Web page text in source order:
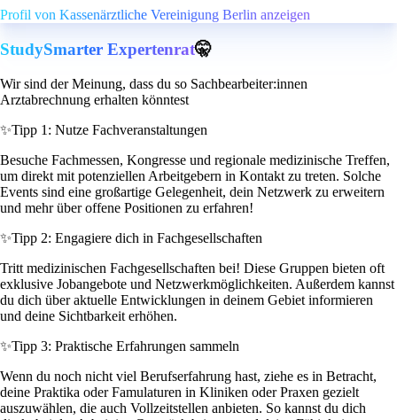
Profil von Kassenärztliche Vereinigung Berlin anzeigen
StudySmarter Expertenrat🤫
Wir sind der Meinung, dass du so Sachbearbeiter:innen
Arztabrechnung erhalten könntest
✨Tipp 1: Nutze Fachveranstaltungen
Besuche Fachmessen, Kongresse und regionale medizinische Treffen,
um direkt mit potenziellen Arbeitgebern in Kontakt zu treten. Solche
Events sind eine großartige Gelegenheit, dein Netzwerk zu erweitern
und mehr über offene Positionen zu erfahren!
✨Tipp 2: Engagiere dich in Fachgesellschaften
Tritt medizinischen Fachgesellschaften bei! Diese Gruppen bieten oft
exklusive Jobangebote und Netzwerkmöglichkeiten. Außerdem kannst
du dich über aktuelle Entwicklungen in deinem Gebiet informieren
und deine Sichtbarkeit erhöhen.
✨Tipp 3: Praktische Erfahrungen sammeln
Wenn du noch nicht viel Berufserfahrung hast, ziehe es in Betracht,
deine Praktika oder Famulaturen in Kliniken oder Praxen gezielt
auszuwählen, die auch Vollzeitstellen anbieten. So kannst du dich